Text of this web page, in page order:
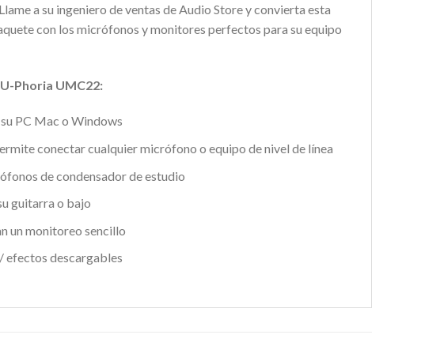
a su ingeniero de ventas de Audio Store y convierta esta
con los micrófonos y monitores perfectos para su equipo
Phoria UMC22:
PC Mac o Windows
conectar cualquier micrófono o equipo de nivel de línea
de condensador de estudio
guitarra o bajo
un monitoreo sencillo
efectos descargables